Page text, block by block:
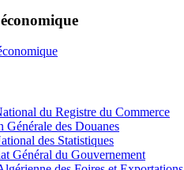
du Registre du Commerce
Générale des Douanes
des Statistiques
Général du Gouvernement